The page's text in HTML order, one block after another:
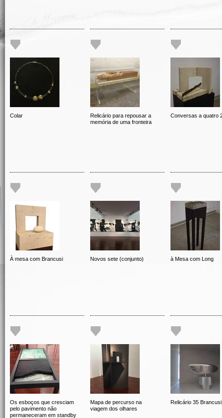
Colar
Relicário para repousar a
memória de uma fronteira
Conversas a quatro
À mesa com Brancusi Novos sete (conjunto) à Mesa com Long
Os esboços que cresciam
pelo pavimento não
permaneceram em standby
Mapa de percurso na
viagem dos olhares
Relicário 35 Brancusi